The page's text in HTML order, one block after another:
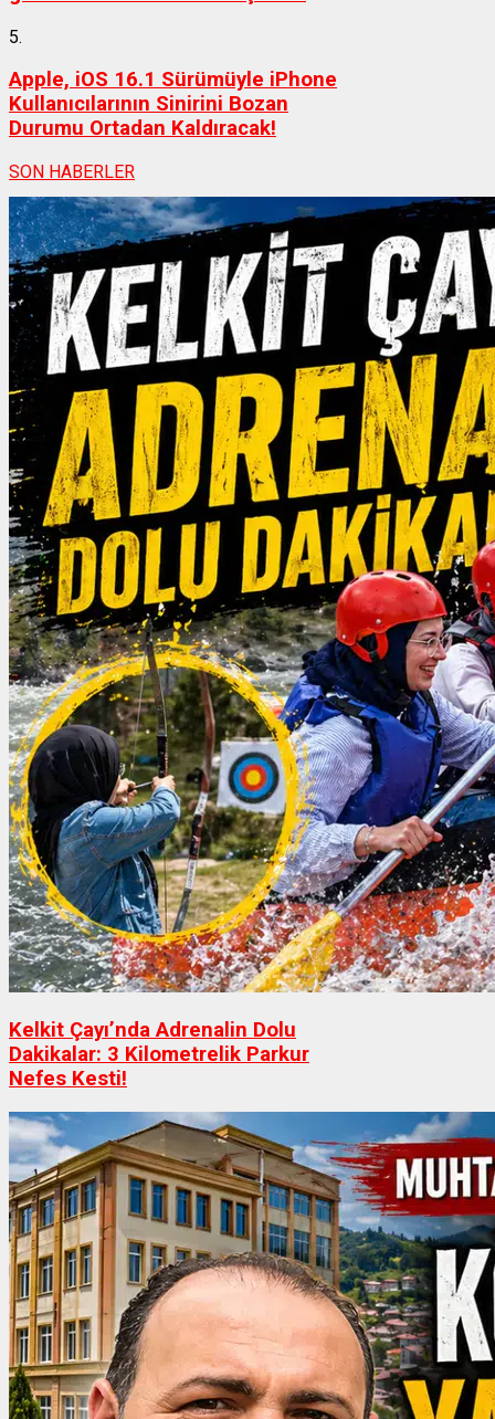
5.
Apple, iOS 16.1 Sürümüyle iPhone
Kullanıcılarının Sinirini Bozan
Durumu Ortadan Kaldıracak!
SON HABERLER
Kelkit Çayı’nda Adrenalin Dolu
Dakikalar: 3 Kilometrelik Parkur
Nefes Kesti!